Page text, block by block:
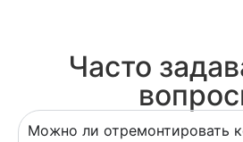
Часто
Можно ли отремонтировать